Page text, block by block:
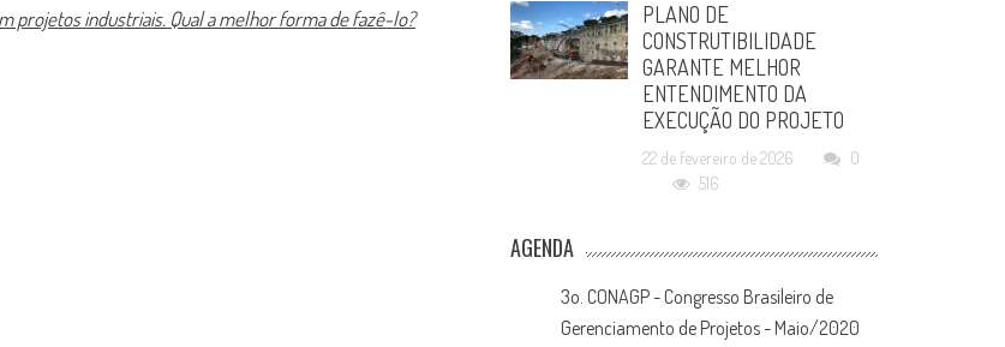
projetos industriais. Qual a melhor forma de fazê-lo?
PLANO DE
CONSTRUTIBILIDADE
GARANTE MELHOR
ENTENDIMENTO DA
EXECUÇÃO DO PROJETO
22 de fevereiro de 2026
0
516
AGENDA
3o. CONAGP - Congresso Brasileiro de
Gerenciamento de Projetos - Maio/2020